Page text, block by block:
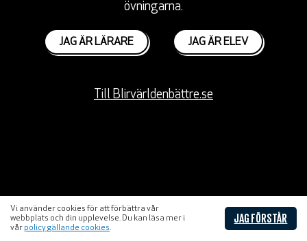
Externa resurser för lärare och elever
övningarna.
JAG ÄR LÄRARE JAG ÄR ELEV
Till Blirvärldenbättre.se
Vi använder cookies för att förbättra vår
webbplats och din upplevelse. Du kan läsa mer i
vår policy gällande cookies.
JAG FÖRSTÅR